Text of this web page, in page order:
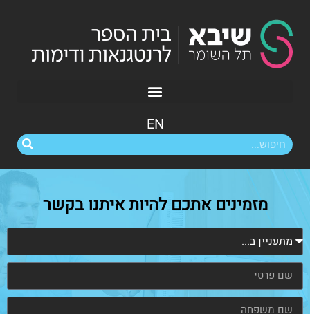
EN
מזמינים אתכם להיות איתנו בקשר